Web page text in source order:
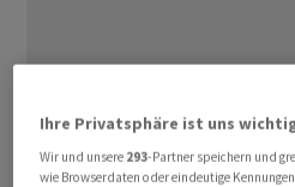
Ihre Privatsphäre ist uns
Wir und unsere 293-Partner speichern und
wie Browserdaten oder eindeutige